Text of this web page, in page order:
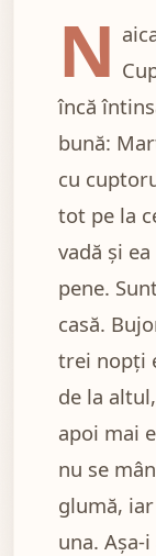
N
încă
bună:
cu
tot pe la
vadă și
pene.
casă.
trei nopți
de la
apoi mai
nu se
glumă,
una.